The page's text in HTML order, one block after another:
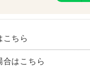
こちら
合はこちら